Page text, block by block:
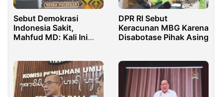
Sebut Demokrasi
Indonesia Sakit,
Mahfud MD: Kali Ini
DPR RI Sebut
Keracunan MBG Karena
Disabotase Pihak Asing